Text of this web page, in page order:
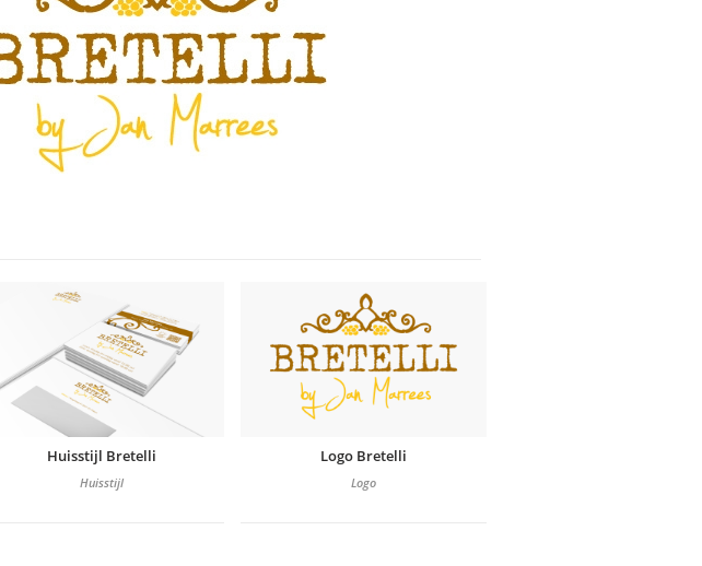
Huisstijl Bretelli
Huisstijl
Logo Bretelli
Logo